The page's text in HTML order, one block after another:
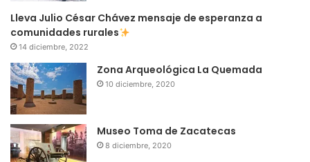
Lleva Julio César Chávez mensaje de esperanza a
comunidades rurales
14 diciembre, 2022
Zona Arqueológica La Quemada
10 diciembre, 2020
Museo Toma de Zacatecas
8 diciembre, 2020